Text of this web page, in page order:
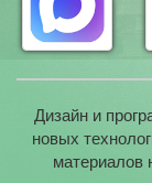
Дизайн и
новых
материалов